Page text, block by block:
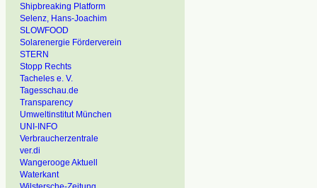
Shipbreaking Platform
Selenz, Hans-Joachim
SLOWFOOD
Solarenergie Förderverein
STERN
Stopp Rechts
Tacheles e. V.
Tagesschau.de
Transparency
Umweltinstitut München
UNI-INFO
Verbraucherzentrale
ver.di
Wangerooge Aktuell
Waterkant